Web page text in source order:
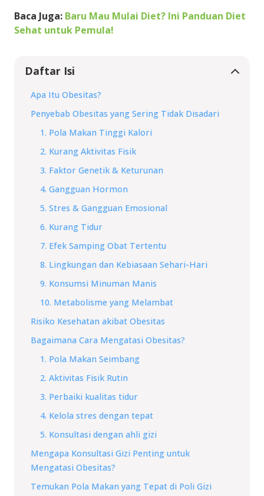
Baca Juga: Baru Mau Mulai Diet? Ini Panduan Diet
Sehat untuk Pemula!
Daftar Isi
Apa Itu Obesitas?
Penyebab Obesitas yang Sering Tidak Disadari
1. Pola Makan Tinggi Kalori
2. Kurang Aktivitas Fisik
3. Faktor Genetik & Keturunan
4. Gangguan Hormon
5. Stres & Gangguan Emosional
6. Kurang Tidur
7. Efek Samping Obat Tertentu
8. Lingkungan dan Kebiasaan Sehari-Hari
9. Konsumsi Minuman Manis
10. Metabolisme yang Melambat
Risiko Kesehatan akibat Obesitas
Bagaimana Cara Mengatasi Obesitas?
1. Pola Makan Seimbang
2. Aktivitas Fisik Rutin
3. Perbaiki kualitas tidur
4. Kelola stres dengan tepat
5. Konsultasi dengan ahli gizi
Mengapa Konsultasi Gizi Penting untuk
Mengatasi Obesitas?
Temukan Pola Makan yang Tepat di Poli Gizi